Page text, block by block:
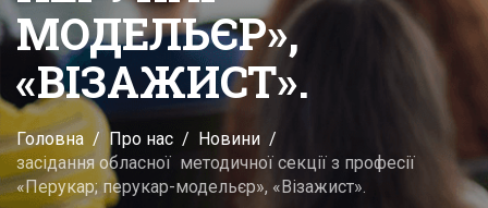
МОДЕЛЬЄР»,
«ВІЗАЖИСТ».
Головна Про нас
Новини
засідання обласної методичної секції з професії
«Перукар; перукар-модельєр», «Візажист».